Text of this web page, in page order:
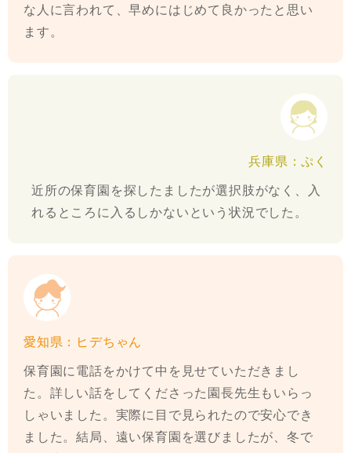
な人に言われて、早めにはじめて良かったと思い
ます。
兵庫県：ぷく
近所の保育園を探したましたが選択肢がなく、入
れるところに入るしかないという状況でした。
愛知県：ヒデちゃん
保育園に電話をかけて中を見せていただきまし
た。詳しい話をしてくださった園長先生もいらっ
しゃいました。実際に目で見られたので安心でき
ました。結局、遠い保育園を選びましたが、冬で